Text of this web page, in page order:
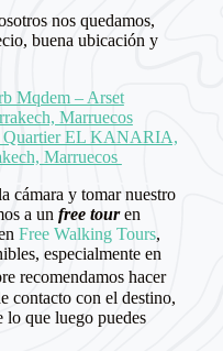
nos quedamos,
buena ubicación y
Mqdem – Arset
Marruecos
Quartier EL KANARIA,
Marruecos
cámara y tomar nuestro
a un free tour en
Free Walking Tours,
especialmente en
recomendamos hacer
contacto con el destino,
lo que luego puedes